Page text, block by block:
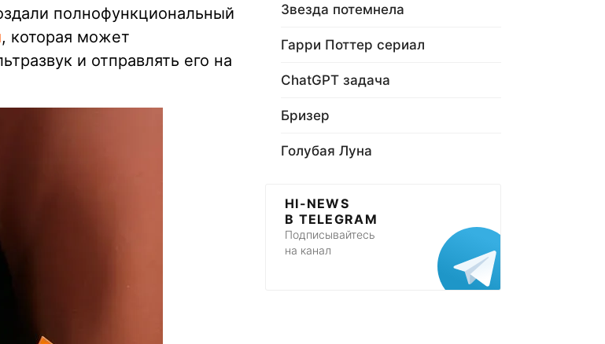
полнофункциональный
, которая может
и отправлять его на
Звезда потемнела
Гарри Поттер сериал
ChatGPT задача
Бризер
Голубая Луна
HI-NEWS
В TELEGRAM
Подписывайтесь
на канал